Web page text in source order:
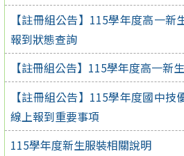
【註冊組公告】115學年度高一
報到狀態查詢
【註冊組公告】115學年度高一新
【註冊組公告】115學年度國中
線上報到重要事項
115學年度新生服裝相關說明